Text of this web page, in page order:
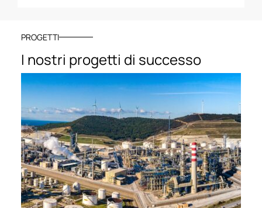
macchine.
Calcolo dei consumi energetici.
Fornitura di tutti i componenti, inclusi i
supporti per i cilindri e i cambi.
Installazione, comprensiva della tubazione
saldata mediante l’uso di macchine per
saldatura orbitale.
PROGETTI
I nostri progetti di successo